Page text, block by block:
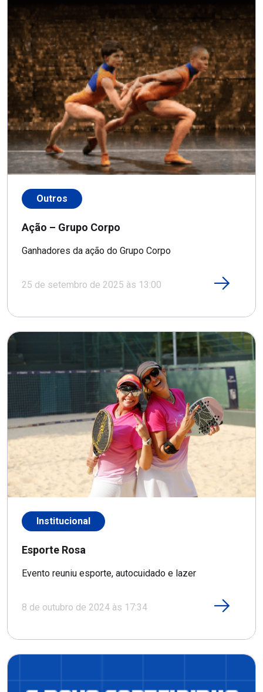
Outros
Ação – Grupo Corpo
Ganhadores da ação do Grupo Corpo
25 de setembro de 2025 às 13:00
Institucional
Esporte Rosa
Evento reuniu esporte, autocuidado e lazer
8 de outubro de 2024 às 17:34